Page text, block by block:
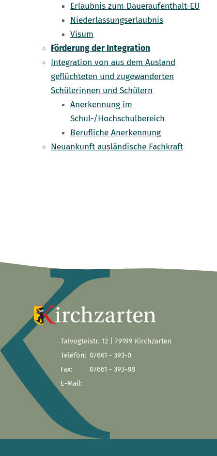
Erlaubnis zum Daueraufenthalt-EU
Niederlassungserlaubnis
Visum
Förderung der Integration
Integration von aus dem Ausland
geflüchteten und zugewanderten
Schülerinnen und Schülern
Anerkennung im
Schul-/Hochschulbereich
Berufliche Anerkennung
Neuankunft ausländische Fachkraft
Talvogteistr. 12 | 79199 Kirchzarten
Telefon: 07661 - 393-0
Fax:
07661 - 393-88
E-Mail: